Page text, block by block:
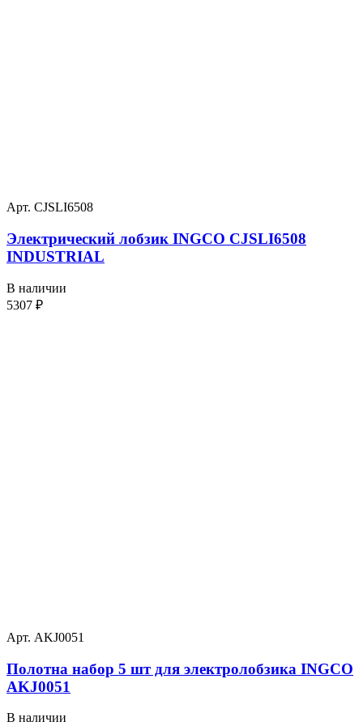
Арт. CJSLI6508
Электрический лобзик INGCO CJSLI6508
INDUSTRIAL
В наличии
5307 ₽
Арт. AKJ0051
Полотна набор 5 шт для электролобзика INGCO
AKJ0051
В наличии